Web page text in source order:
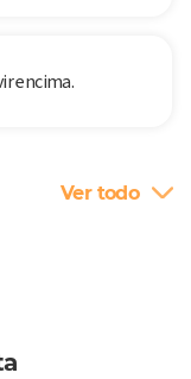
encima.
Ver todo